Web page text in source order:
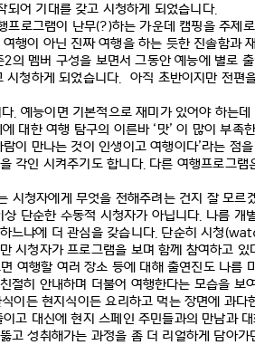
되어 기대를 갖고 시청하게 되었습니다.
프로그램이 난무(?)하는 가운데 캠핑을 주제
행이 아닌 진짜 여행을 하는 듯한 진솔함과
2의 멤버 구성을 보면서 그동안 예능에 별로
시청하게 되었습니다. 아직 초반이지만 전편
. 예능이면 기본적으로 재미가 있어야 하는
에 대한 여행 탐구의 이른바 ‘맛’이 많이 부족
람이 만나는 것이 인생이고 여행이다’라는 점
각인 시켜주기도 합니다. 다른 여행프로그램
시청자에게 무엇을 전해주려는 건지 잘 모르
단순한 수동적 시청자가 아닙니다. 나름 개
느냐에 더 관심을 갖습니다. 단순히 시청
시청자가 프로그램을 보며 함께 참여하고
여행할 여러 장소 등에 대해 출연진도 나름
절히 안내하며 더불어 여행한다는 모습을 보
이든 현지식이든 요리하고 먹는 장면에 과
고 대신에 현지 스페인 주민들과의 만남과
고 성취해가는 과정을 좀 더 리얼하게 담아